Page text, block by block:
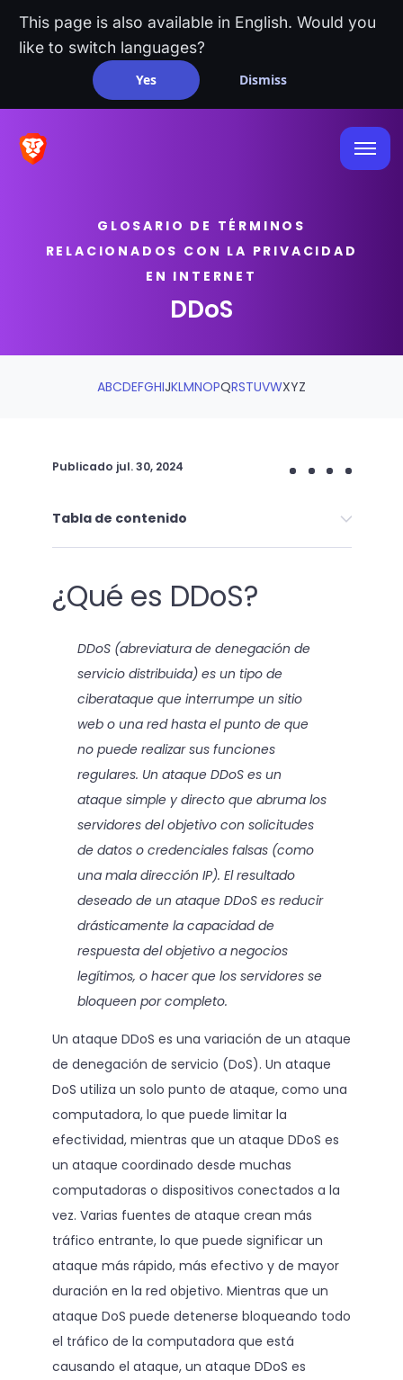
This page is also available in English. Would you
like to switch languages?
Yes Dismiss
GLOSARIO DE TÉRMINOS
RELACIONADOS CON LA PRIVACIDAD
EN INTERNET
DDoS
ABCDEFGHIJKLMNOPQRSTUVWXYZ
Publicado jul. 30, 2024
Tabla de contenido
¿Qué es DDoS?
DDoS (abreviatura de denegación de
servicio distribuida) es un tipo de
ciberataque que interrumpe un sitio
web o una red hasta el punto de que
no puede realizar sus funciones
regulares. Un ataque DDoS es un
ataque simple y directo que abruma los
servidores del objetivo con solicitudes
de datos o credenciales falsas (como
una mala dirección IP). El resultado
deseado de un ataque DDoS es reducir
drásticamente la capacidad de
respuesta del objetivo a negocios
legítimos, o hacer que los servidores se
bloqueen por completo.
Un ataque DDoS es una variación de un ataque
de denegación de servicio (DoS). Un ataque
DoS utiliza un solo punto de ataque, como una
computadora, lo que puede limitar la
efectividad, mientras que un ataque DDoS es
un ataque coordinado desde muchas
computadoras o dispositivos conectados a la
vez. Varias fuentes de ataque crean más
tráfico entrante, lo que puede significar un
ataque más rápido, más efectivo y de mayor
duración en la red objetivo. Mientras que un
ataque DoS puede detenerse bloqueando todo
el tráfico de la computadora que está
causando el ataque, un ataque DDoS es